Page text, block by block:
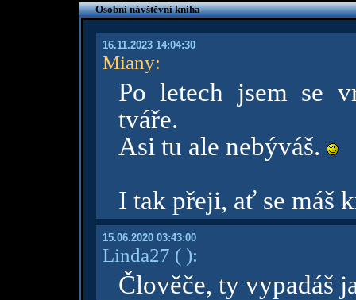
Osobní návštěvní kniha
16.11.2023 14:04:30
Miany:
Po letech jsem se
tváře.
Asi tu ale nebýváš.
I tak přeji, ať se máš
15.06.2020 03:43:00
Linda27 ( ):
Člověče, ty vypadáš